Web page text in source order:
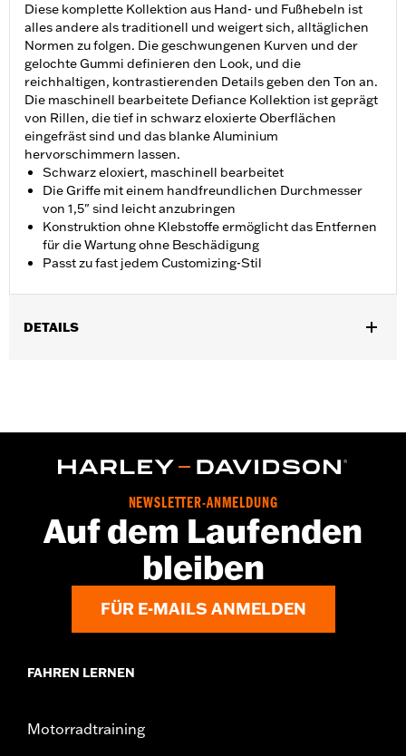
Diese komplette Kollektion aus Hand- und Fußhebeln ist
alles andere als traditionell und weigert sich, alltäglichen
Normen zu folgen. Die geschwungenen Kurven und der
gelochte Gummi definieren den Look, und die
reichhaltigen, kontrastierenden Details geben den Ton an.
Die maschinell bearbeitete Defiance Kollektion ist geprägt
von Rillen, die tief in schwarz eloxierte Oberflächen
eingefräst sind und das blanke Aluminium
hervorschimmern lassen.
Schwarz eloxiert, maschinell bearbeitet
Die Griffe mit einem handfreundlichen Durchmesser
von 1,5" sind leicht anzubringen
Konstruktion ohne Klebstoffe ermöglicht das Entfernen
für die Wartung ohne Beschädigung
Passt zu fast jedem Customizing-Stil
DETAILS
Durchmesser: 1.5
In Einheiten erhältlich: Paar
In der Box:Linker und rechter Handgriff
NEWSLETTER-ANMELDUNG
Auf dem Laufenden
bleiben
FÜR E-MAILS ANMELDEN
FAHREN LERNEN
Motorradtraining